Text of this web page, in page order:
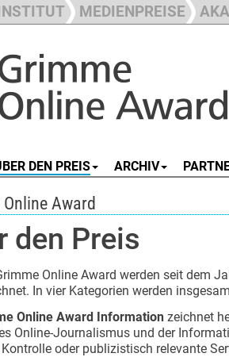
MEDIENPREISE
DEN PREIS ARCHIV
Award
den Preis
Online Award werden seit dem
In vier Kategorien werden
Online Award Information zeichnet
Online-Journalismus und der
oder publizistisch relevante